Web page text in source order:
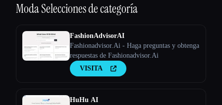
ModaSelecciones de categoría
FashionAdvisorAI
Fashionadvisor.Ai - Haga preguntas y obtenga
respuestas de Fashionadvisor.Ai
VISITA
HuHu AI